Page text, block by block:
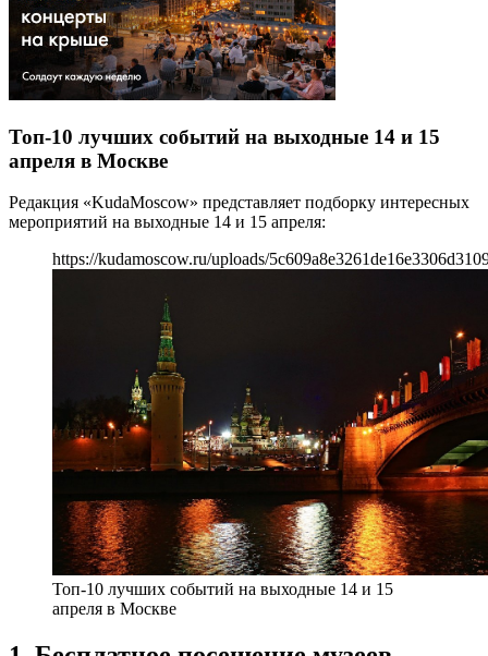
Топ-10 лучших событий на выходные 14 и 15
апреля в Москве
Редакция «KudaMoscow» представляет подборку интересных
мероприятий на выходные 14 и 15 апреля:
https://kudamoscow.ru/uploads/
Топ-10 лучших событий на выходные 14 и 15
апреля в Москве